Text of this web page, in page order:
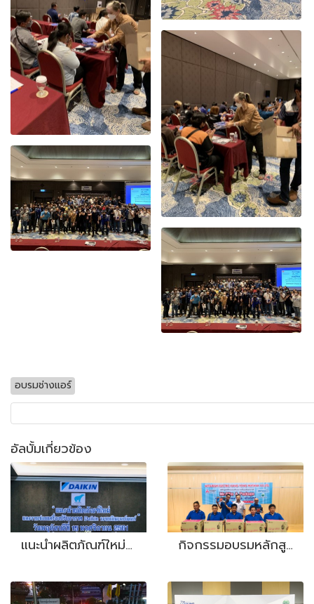
อบรมช่างแอร์
อัลบั้มเกี่ยวข้อง
แนะนำผลิตภัณฑ์ใหม่และงานซ่อมเครื่องปรับอากาศ Daikin ระบบอินเวอร์เตอร์ กิจกรรมอบรมหลักสูตรฝึกอบรมสัมมนาเครื่องปรับอากาศ